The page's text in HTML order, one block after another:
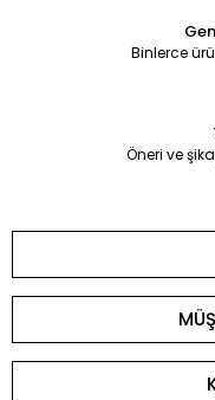
Binlerce
Öneri ve